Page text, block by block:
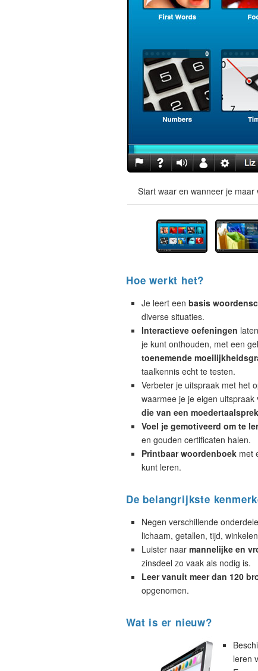
Start waar en wanneer je
Hoe werkt het?
Je leert een basis
diverse situaties.
Interactieve oefeningen
je kunt onthouden, met een
toenemende
taalkennis echt te testen.
Verbeter je uitspraak met het
waarmee je je eigen uitspraak
die van een
Voel je gemotiveerd om te
en gouden certificaten halen.
Printbaar woordenboek met
kunt leren.
De belangrijkste
Negen verschillende
lichaam, getallen, tijd,
Luister naar mannelijke en
zinsdeel zo vaak als nodig is.
Leer vanuit meer dan 120
opgenomen.
Wat is er nieuw?
leren